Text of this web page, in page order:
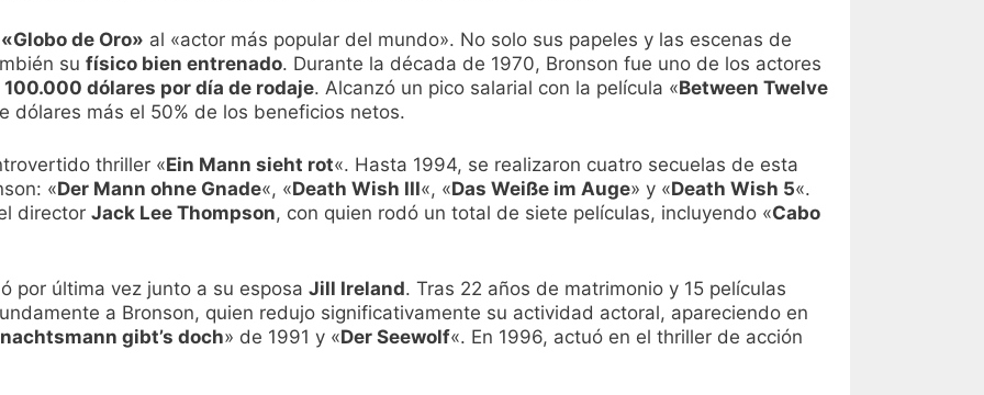
«Globo de Oro» al «actor más popular del mundo». No solo sus papeles y las escenas de
su físico bien entrenado. Durante la década de 1970, Bronson fue uno de los actores
100.000 dólares por día de rodaje. Alcanzó un pico salarial con la película «Between Twelve
dólares más el 50% de los beneficios netos.
thriller «Ein Mann sieht rot«. Hasta 1994, se realizaron cuatro secuelas de esta
«Der Mann ohne Gnade«, «Death Wish III«, «Das Weiße im Auge» y «Death Wish 5«.
director Jack Lee Thompson, con quien rodó un total de siete películas, incluyendo «Cabo
por última vez junto a su esposa Jill Ireland. Tras 22 años de matrimonio y 15 películas
a Bronson, quien redujo significativamente su actividad actoral, apareciendo en
gibt’s doch» de 1991 y «Der Seewolf«. En 1996, actuó en el thriller de acción